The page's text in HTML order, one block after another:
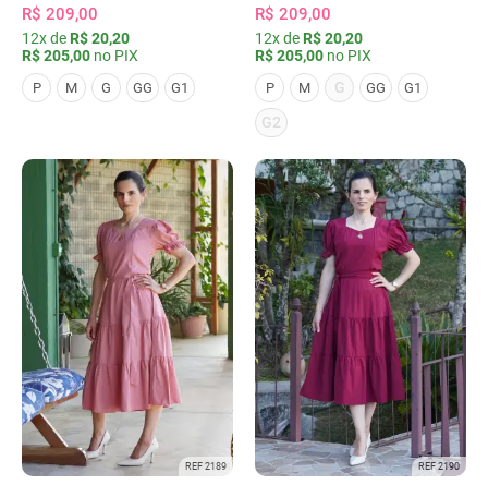
R$ 209,00
12x de R$ 20,20
R$ 205,00 no PIX
P M G GG G1
R$ 209,00
12x de R$ 20,20
R$ 205,00 no PIX
P M G GG G1
G2
REF 2189 REF 2190